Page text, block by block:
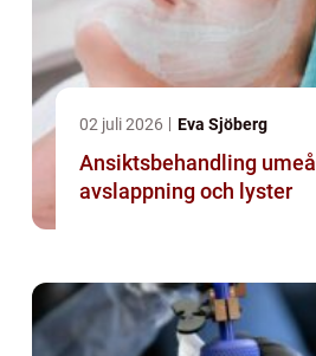
02 juli 2026 Eva Sjöberg
Ansiktsbehandling umeå för hudhälsa,
avslappning och lyster